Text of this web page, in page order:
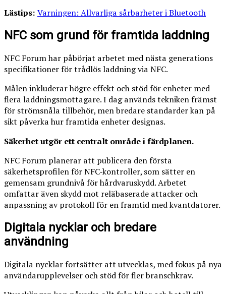
Lästips: Varningen: Allvarliga sårbarheter i Bluetooth
NFC som grund för framtida laddning
NFC Forum har påbörjat arbetet med nästa generations
specifikationer för trådlös laddning via NFC.
Målen inkluderar högre effekt och stöd för enheter med
flera laddningsmottagare. I dag används tekniken främst
för strömsnåla tillbehör, men bredare standarder kan på
sikt påverka hur framtida enheter designas.
Säkerhet utgör ett centralt område i färdplanen.
NFC Forum planerar att publicera den första
säkerhetsprofilen för NFC‑kontroller, som sätter en
gemensam grundnivå för hårdvaruskydd. Arbetet
omfattar även skydd mot reläbaserade attacker och
anpassning av protokoll för en framtid med kvantdatorer.
Digitala nycklar och bredare
användning
Digitala nycklar fortsätter att utvecklas, med fokus på nya
användarupplevelser och stöd för fler branschkrav.